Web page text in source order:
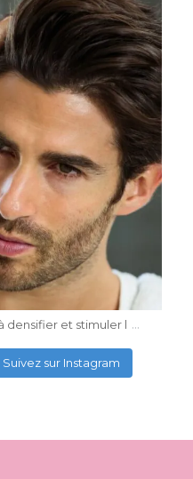
4
densifier et stimuler l ...
Suivez sur Instagram